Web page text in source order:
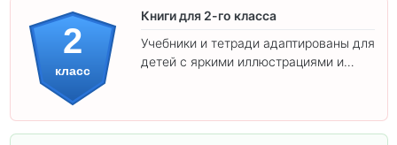
2
класс
Книги для 2-го класса
Учебники и тетради адаптированы для
детей с яркими иллюстрациями и